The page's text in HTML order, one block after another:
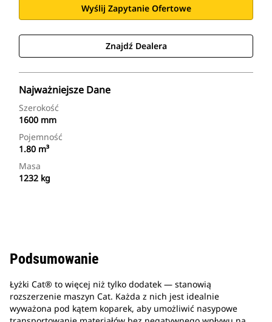
Wyślij Zapytanie Ofertowe
Znajdź Dealera
Najważniejsze Dane
Szerokość
1600 mm
Pojemność
1.80 m³
Masa
1232 kg
Podsumowanie
Łyżki Cat® to więcej niż tylko dodatek — stanowią
rozszerzenie maszyn Cat. Każda z nich jest idealnie
wyważona pod kątem koparek, aby umożliwić nasypowe